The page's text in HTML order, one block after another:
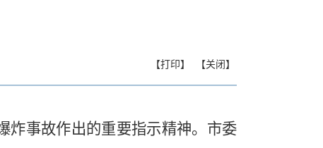
【打印】 【关闭】
事故作出的重要指示精神。市委